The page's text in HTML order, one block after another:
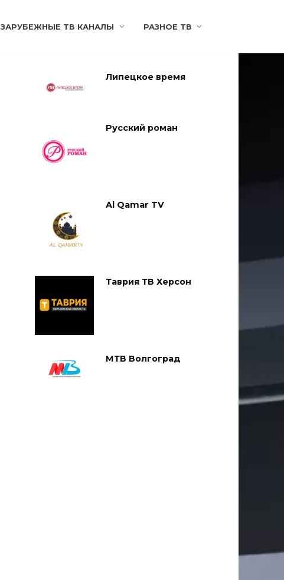
ЗАРУБЕЖНЫЕ ТВ КАНАЛЫ РАЗНОЕ ТВ
Липецкое время
Русский роман
Al Qamar TV
Таврия ТВ Херсон
МТВ Волгоград